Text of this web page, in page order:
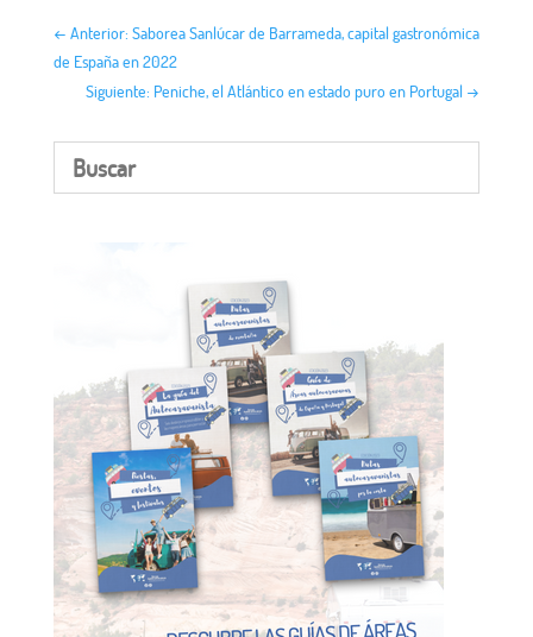
← Anterior: Saborea Sanlúcar de Barrameda, capital gastronómica
de España en 2022
Siguiente: Peniche, el Atlántico en estado puro en Portugal →